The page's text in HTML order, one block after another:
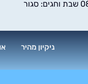
ניקיון מהיר